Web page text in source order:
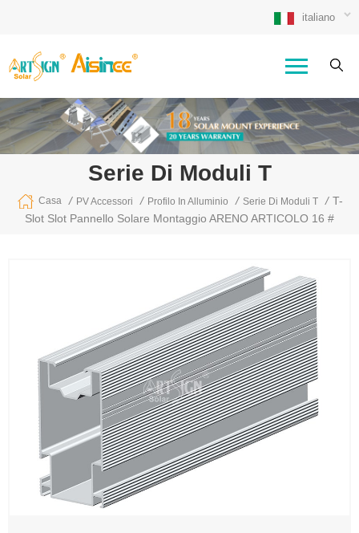
italiano
Serie Di Moduli T
Casa / PV Accessori / Profilo In Alluminio / Serie Di Moduli T / T-
Slot Slot Pannello Solare Montaggio ARENO ARTICOLO 16 #